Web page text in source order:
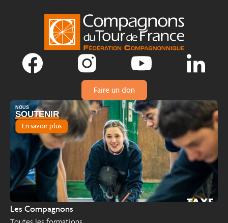
Faire un don
Les Compagnons
NOUS
SOUTENIR
En savoir plus
TAXE